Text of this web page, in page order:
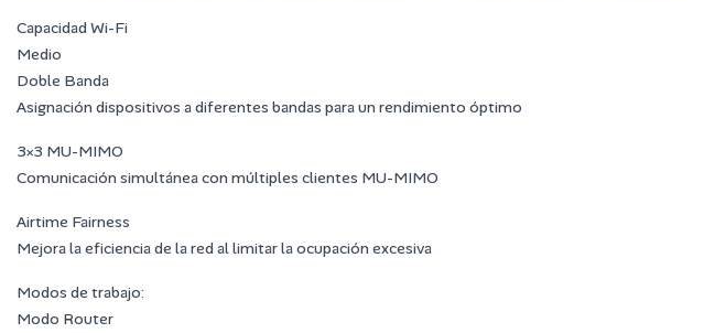
Capacidad Wi-Fi
Medio
Doble Banda
Asignación dispositivos a diferentes bandas para un rendimiento óptimo
3×3 MU-MIMO
Comunicación simultánea con múltiples clientes MU-MIMO
Airtime Fairness
Mejora la eficiencia de la red al limitar la ocupación excesiva
Modos de trabajo:
Modo Router